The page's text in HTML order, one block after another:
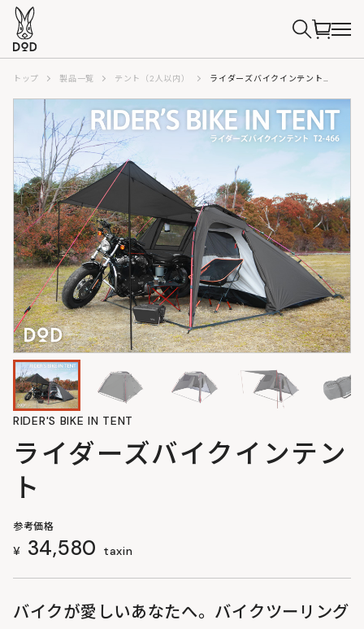
トップ 製品一覧 テント（2人以内） ライダーズバイクインテント（グレー） T2-466
RIDER'S BIKE IN TENT
ライダーズバイクインテン
ト
参考価格
¥ 34,580 taxin
バイクが愛しいあなたへ。バイクツーリング